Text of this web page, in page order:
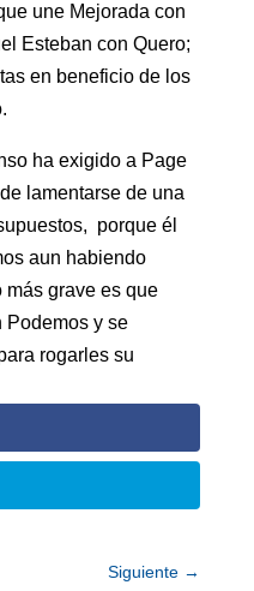
une Mejorada con
Esteban con Quero;
en beneficio de los
ha exigido a Page
lamentarse de una
porque él
aun habiendo
grave es que
Podemos y se
rogarles su
Siguiente →